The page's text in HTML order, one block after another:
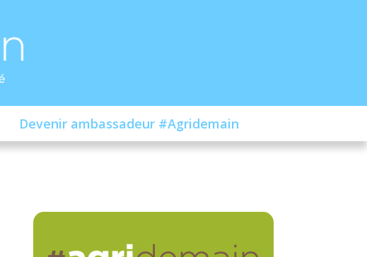
Devenir ambassadeur #Agridemain